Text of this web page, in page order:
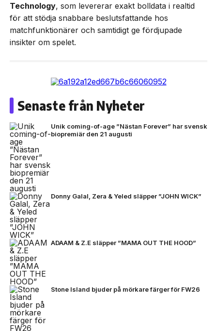
Technology, som levererar exakt bolldata i realtid
för att stödja snabbare beslutsfattande hos
matchfunktionärer och samtidigt ge fördjupade
insikter om spelet.
Senaste från Nyheter
Unik coming-of-age ”Nästan Forever” har svensk
biopremiär den 21 augusti
Donny Galal, Zera & Yeled släpper ”JOHN WICK”
ADAAM & Z.E släpper ”MAMA OUT THE HOOD”
Stone Island bjuder på mörkare färger för FW26